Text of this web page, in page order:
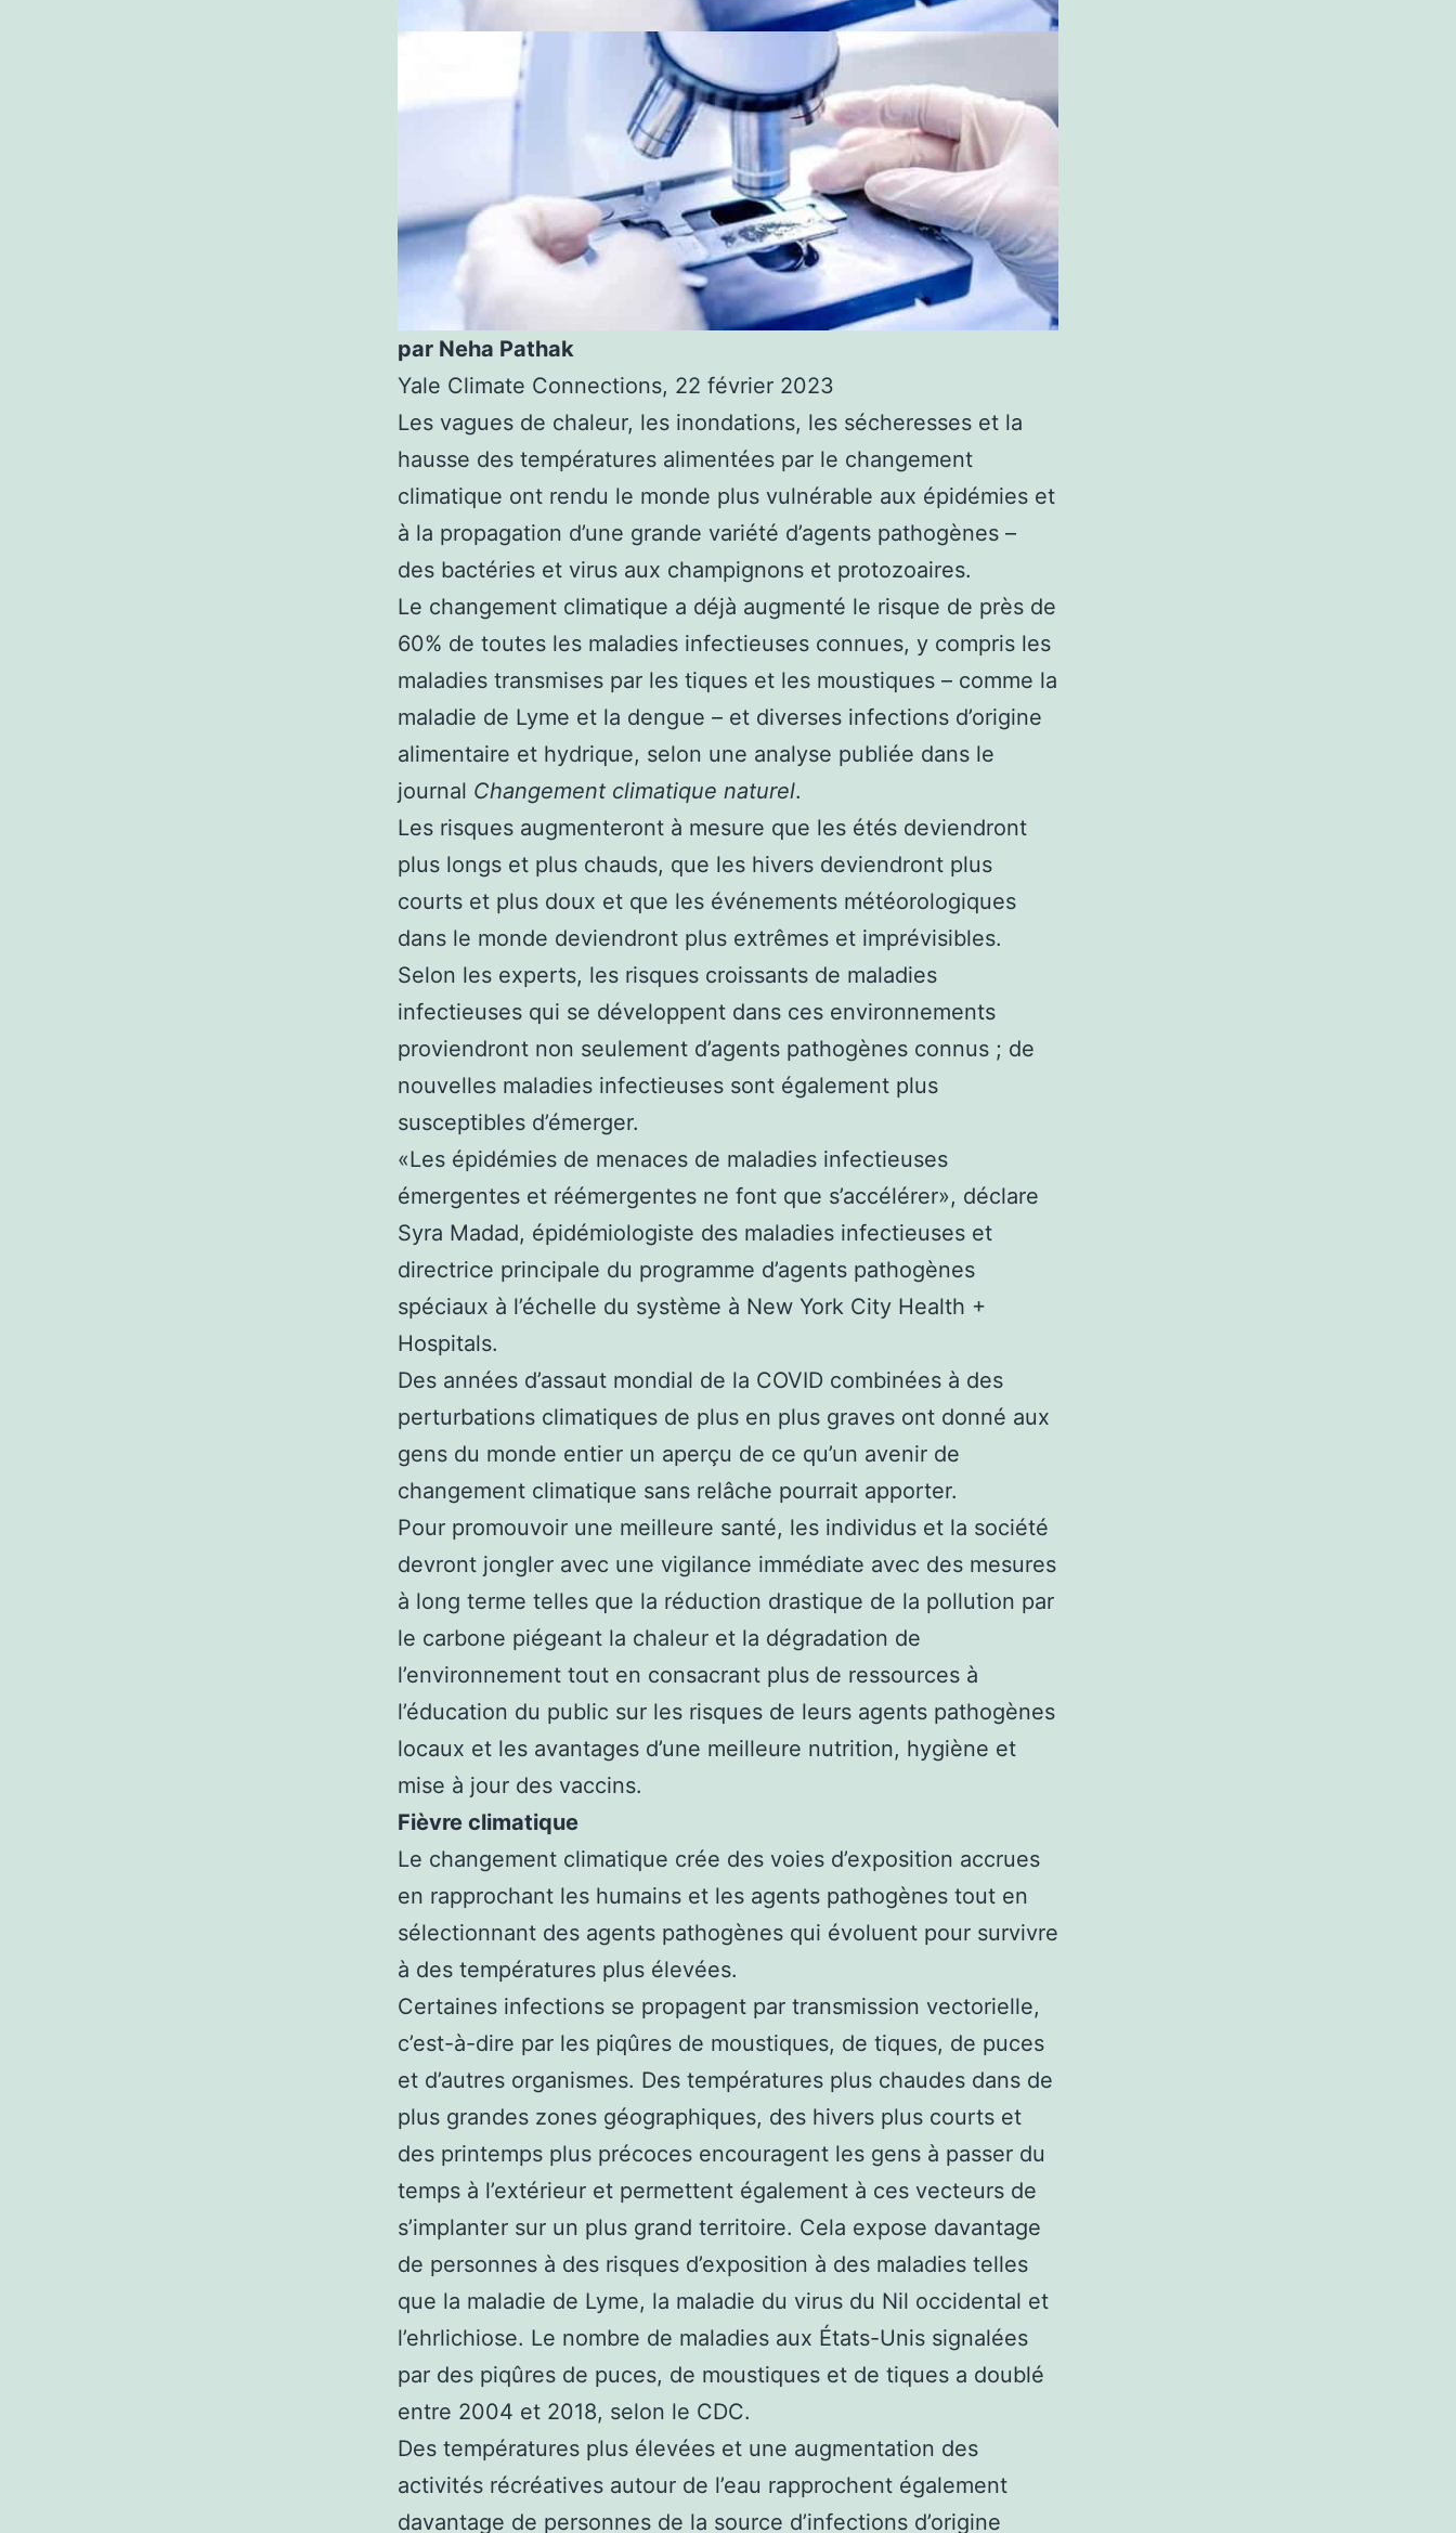
par Neha Pathak
Yale Climate Connections, 22 février 2023
Les vagues de chaleur, les inondations, les sécheresses et la
hausse des températures alimentées par le changement
climatique ont rendu le monde plus vulnérable aux épidémies et
à la propagation d’une grande variété d’agents pathogènes –
des bactéries et virus aux champignons et protozoaires.
Le changement climatique a déjà augmenté le risque de près de
60% de toutes les maladies infectieuses connues, y compris les
maladies transmises par les tiques et les moustiques – comme la
maladie de Lyme et la dengue – et diverses infections d’origine
alimentaire et hydrique, selon une analyse publiée dans le
journal Changement climatique naturel.
Les risques augmenteront à mesure que les étés deviendront
plus longs et plus chauds, que les hivers deviendront plus
courts et plus doux et que les événements météorologiques
dans le monde deviendront plus extrêmes et imprévisibles.
Selon les experts, les risques croissants de maladies
infectieuses qui se développent dans ces environnements
proviendront non seulement d’agents pathogènes connus ; de
nouvelles maladies infectieuses sont également plus
susceptibles d’émerger.
«Les épidémies de menaces de maladies infectieuses
émergentes et réémergentes ne font que s’accélérer», déclare
Syra Madad, épidémiologiste des maladies infectieuses et
directrice principale du programme d’agents pathogènes
spéciaux à l’échelle du système à New York City Health +
Hospitals.
Des années d’assaut mondial de la COVID combinées à des
perturbations climatiques de plus en plus graves ont donné aux
gens du monde entier un aperçu de ce qu’un avenir de
changement climatique sans relâche pourrait apporter.
Pour promouvoir une meilleure santé, les individus et la société
devront jongler avec une vigilance immédiate avec des mesures
à long terme telles que la réduction drastique de la pollution par
le carbone piégeant la chaleur et la dégradation de
l’environnement tout en consacrant plus de ressources à
l’éducation du public sur les risques de leurs agents pathogènes
locaux et les avantages d’une meilleure nutrition, hygiène et
mise à jour des vaccins.
Fièvre climatique
Le changement climatique crée des voies d’exposition accrues
en rapprochant les humains et les agents pathogènes tout en
sélectionnant des agents pathogènes qui évoluent pour survivre
à des températures plus élevées.
Certaines infections se propagent par transmission vectorielle,
c’est-à-dire par les piqûres de moustiques, de tiques, de puces
et d’autres organismes. Des températures plus chaudes dans de
plus grandes zones géographiques, des hivers plus courts et
des printemps plus précoces encouragent les gens à passer du
temps à l’extérieur et permettent également à ces vecteurs de
s’implanter sur un plus grand territoire. Cela expose davantage
de personnes à des risques d’exposition à des maladies telles
que la maladie de Lyme, la maladie du virus du Nil occidental et
l’ehrlichiose. Le nombre de maladies aux États-Unis signalées
par des piqûres de puces, de moustiques et de tiques a doublé
entre 2004 et 2018, selon le CDC.
Des températures plus élevées et une augmentation des
activités récréatives autour de l’eau rapprochent également
davantage de personnes de la source d’infections d’origine